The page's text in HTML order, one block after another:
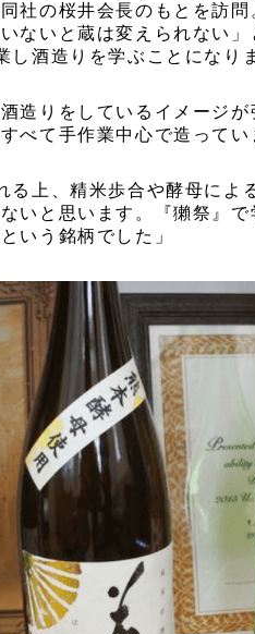
社の桜井会長のもとを訪
ないと蔵は変えられない
酒造りを学ぶことになり
造りをしているイメージ
べて手作業中心で造ってい
る上、精米歩合や酵母によ
いと思います。『獺祭』
いう銘柄でした」